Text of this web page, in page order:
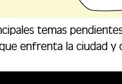
Reducción de
modifica
la Reducción de
que podría modifica...